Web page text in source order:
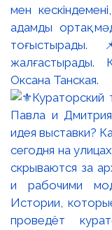
мен
адамды ортақ
Оксана Танская.